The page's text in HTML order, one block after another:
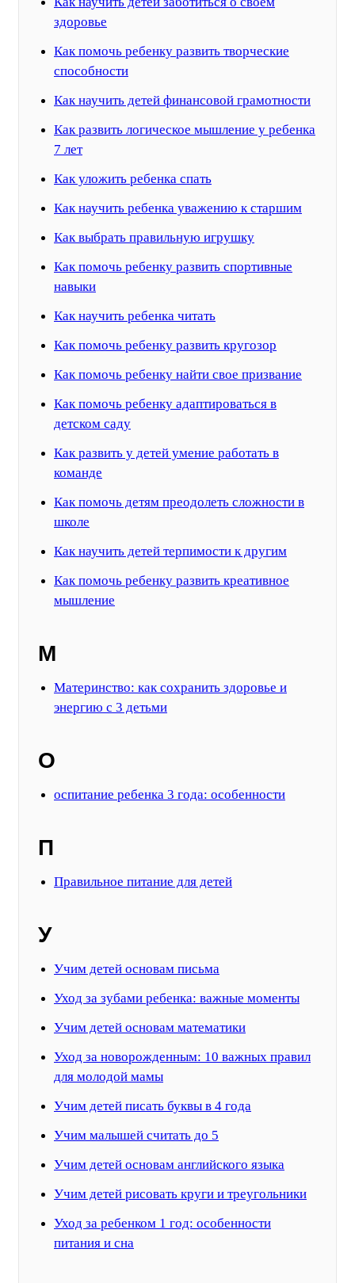
здоровье
Как помочь ребенку развить творческие
способности
Как научить детей финансовой грамотности
Как развить логическое мышление у ребенка
7 лет
Как уложить ребенка спать
Как научить ребенка уважению к старшим
Как выбрать правильную игрушку
Как помочь ребенку развить спортивные
навыки
Как научить ребенка читать
Как помочь ребенку развить кругозор
Как помочь ребенку найти свое призвание
Как помочь ребенку адаптироваться в
детском саду
Как развить у детей умение работать в
команде
Как помочь детям преодолеть сложности в
школе
Как научить детей терпимости к другим
Как помочь ребенку развить креативное
мышление
М
Материнство: как сохранить здоровье и
энергию с 3 детьми
О
оспитание ребенка 3 года: особенности
П
Правильное питание для детей
У
Учим детей основам письма
Уход за зубами ребенка: важные моменты
Учим детей основам математики
Уход за новорожденным: 10 важных правил
для молодой мамы
Учим детей писать буквы в 4 года
Учим малышей считать до 5
Учим детей основам английского языка
Учим детей рисовать круги и треугольники
Уход за ребенком 1 год: особенности
питания и сна